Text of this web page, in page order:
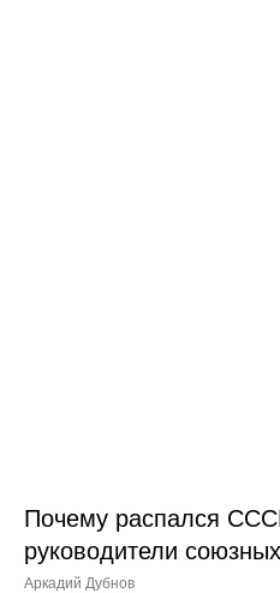
Почему распался
руководители
Аркадий Дубнов